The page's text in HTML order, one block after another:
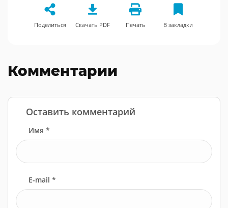
Поделиться Скачать PDF Печать В закладки
Комментарии
Оставить комментарий
Имя *
E-mail *